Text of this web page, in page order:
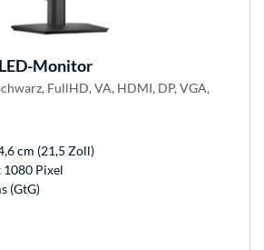
Monitor
FullHD, VA, HDMI, DP, VGA,
cm (21,5 Zoll)
1080 Pixel
(GtG)